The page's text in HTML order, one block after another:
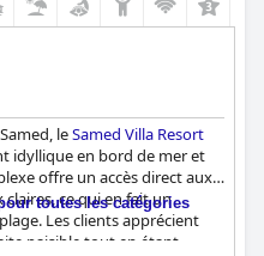
leSamed Villa Resort
idyllique en bord de mer et
offre un accès direct aux
claires, ce qui en fait un
Les clients apprécient
paisible tout en étant
toutes les catégories